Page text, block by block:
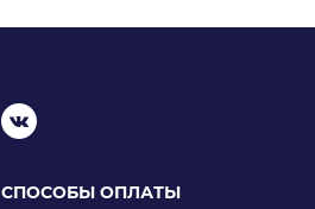
СПОСОБЫ ОПЛАТЫ